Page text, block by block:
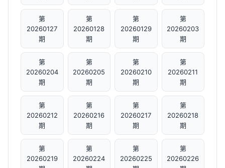
第
20260127
期
第
20260128
期
第
20260129
期
第
20260203
期
第
20260204
期
第
20260205
期
第
20260210
期
第
20260211
期
第
20260212
期
第
20260216
期
第
20260217
期
第
20260218
期
第
20260219
第
20260224
第
20260225
第
20260226